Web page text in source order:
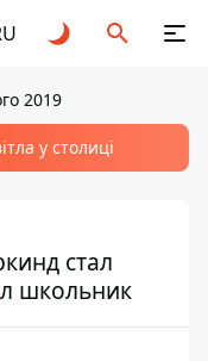
2019
у столиці
стал
школьник